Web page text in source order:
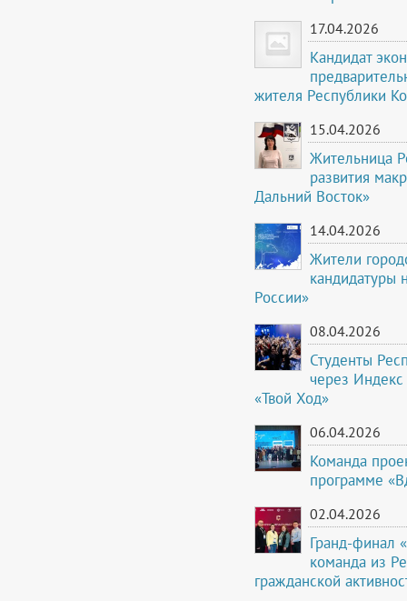
17.04.2026
Кандидат
жителя Республики
15.04.2026
Жительница
развития
Дальний Восток»
14.04.2026
Жители
кандидатуры
России»
08.04.2026
Студенты
через Индекс
«Твой Ход»
06.04.2026
Команда
программе
02.04.2026
Гранд-финал
команда из
гражданской